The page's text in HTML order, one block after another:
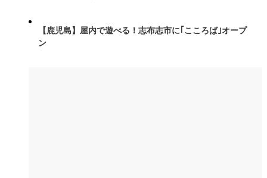
【鹿児島】屋内で遊べる！志布志市に｢こころば｣オープ
ン